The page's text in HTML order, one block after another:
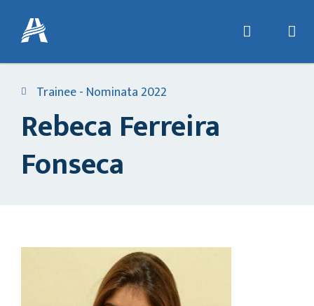
Trainee - Nominata 2022
Rebeca Ferreira
Fonseca